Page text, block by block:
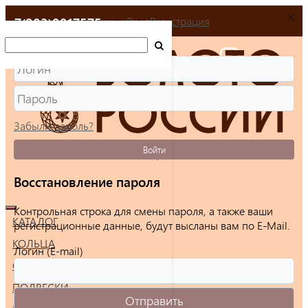
+7(903)9917575
КАТАЛОГ
КОЛЬЦА
СЕРЬГИ
ПОДВЕСКИ
ВходРегистрация
Забыли пароль?
Войти
Восстановление пароля
Контрольная строка для смены пароля, а также ваши
регистрационные данные, будут высланы вам по E-Mail.
Логин (E-mail)